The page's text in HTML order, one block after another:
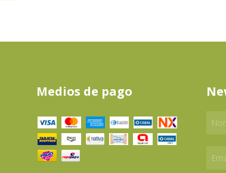
Medios de pago